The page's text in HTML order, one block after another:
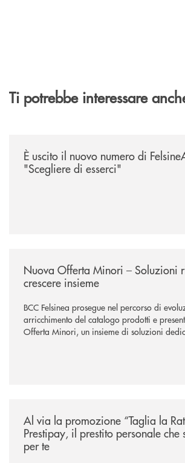
Ti potrebbe interessare
È uscito il nuovo numero di
"Scegliere di esserci"
Nuova Offerta Minori – Soluzioni
crescere insieme
BCC Felsinea prosegue nel percorso di
arricchimento del catalogo prodotti e
Offerta Minori, un insieme di soluzioni
sviluppo di una relazione consapevole con
Al via la promozione “Taglia la
Prestipay, il prestito personale che
per te